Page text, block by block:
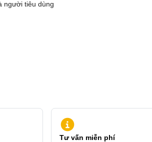
người tiêu dùng
Tư vấn miễn phí